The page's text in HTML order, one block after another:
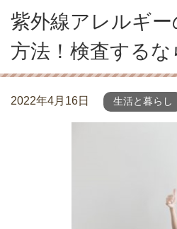
紫外線アレルギ
方法！検査するな
2022年4月16日 生活と暮らし